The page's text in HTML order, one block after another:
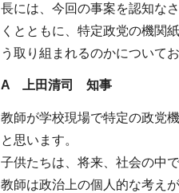
長には、今回の事案を認知な
くとともに、特定政党の機関
う取り組まれるのかについて
A 上田清司 知事
教師が学校現場で特定の政党
と思います。
子供たちは、将来、社会の中
教師は政治上の個人的な考え